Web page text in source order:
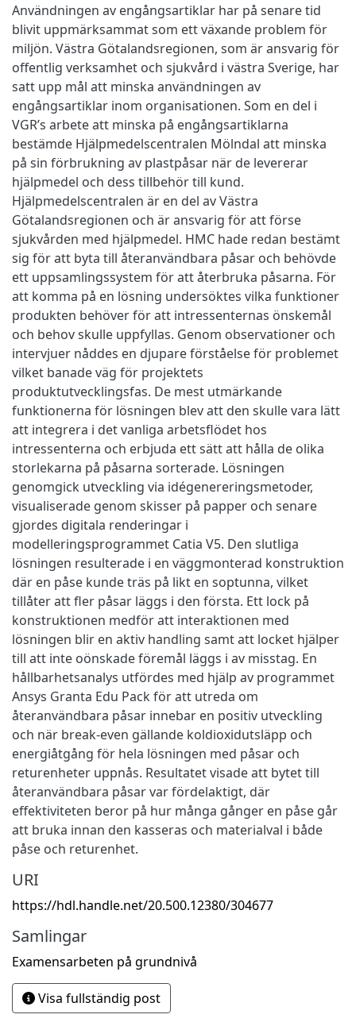
Användningen av engångsartiklar har på senare tid
blivit uppmärksammat som ett växande problem för
miljön. Västra Götalandsregionen, som är ansvarig för
offentlig verksamhet och sjukvård i västra Sverige, har
satt upp mål att minska användningen av
engångsartiklar inom organisationen. Som en del i
VGR’s arbete att minska på engångsartiklarna
bestämde Hjälpmedelscentralen Mölndal att minska
på sin förbrukning av plastpåsar när de levererar
hjälpmedel och dess tillbehör till kund.
Hjälpmedelscentralen är en del av Västra
Götalandsregionen och är ansvarig för att förse
sjukvården med hjälpmedel. HMC hade redan bestämt
sig för att byta till återanvändbara påsar och behövde
ett uppsamlingssystem för att återbruka påsarna. För
att komma på en lösning undersöktes vilka funktioner
produkten behöver för att intressenternas önskemål
och behov skulle uppfyllas. Genom observationer och
intervjuer nåddes en djupare förståelse för problemet
vilket banade väg för projektets
produktutvecklingsfas. De mest utmärkande
funktionerna för lösningen blev att den skulle vara lätt
att integrera i det vanliga arbetsflödet hos
intressenterna och erbjuda ett sätt att hålla de olika
storlekarna på påsarna sorterade. Lösningen
genomgick utveckling via idégenereringsmetoder,
visualiserade genom skisser på papper och senare
gjordes digitala renderingar i
modelleringsprogrammet Catia V5. Den slutliga
lösningen resulterade i en väggmonterad konstruktion
där en påse kunde träs på likt en soptunna, vilket
tillåter att fler påsar läggs i den första. Ett lock på
konstruktionen medför att interaktionen med
lösningen blir en aktiv handling samt att locket hjälper
till att inte oönskade föremål läggs i av misstag. En
hållbarhetsanalys utfördes med hjälp av programmet
Ansys Granta Edu Pack för att utreda om
återanvändbara påsar innebar en positiv utveckling
och när break-even gällande koldioxidutsläpp och
energiåtgång för hela lösningen med påsar och
returenheter uppnås. Resultatet visade att bytet till
återanvändbara påsar var fördelaktigt, där
effektiviteten beror på hur många gånger en påse går
att bruka innan den kasseras och materialval i både
påse och returenhet.
URI
https://hdl.handle.net/20.500.12380/304677
Samlingar
Examensarbeten på grundnivå
Visa fullständig post